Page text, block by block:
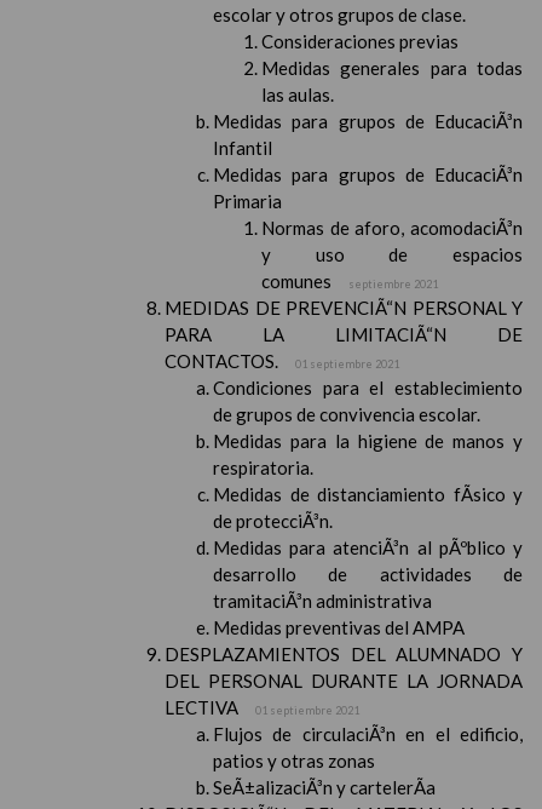
escolar y otros grupos de clase.
Consideraciones previas
Medidas generales para todas
las aulas.
Medidas para grupos de EducaciÃ³n
Infantil
Medidas para grupos de EducaciÃ³n
Primaria
Normas de aforo, acomodaciÃ³n
y uso de espacios
comunes
septiembre 2021
MEDIDAS DE PREVENCIÃ“N PERSONAL Y
PARA LA LIMITACIÃ“N DE
CONTACTOS.
01 septiembre 2021
Condiciones para el establecimiento
de grupos de convivencia escolar.
Medidas para la higiene de manos y
respiratoria.
Medidas de distanciamiento fÃ­sico y
de protecciÃ³n.
Medidas para atenciÃ³n al pÃºblico y
desarrollo de actividades de
tramitaciÃ³n administrativa
Medidas preventivas del AMPA
DESPLAZAMIENTOS DEL ALUMNADO Y
DEL PERSONAL DURANTE LA JORNADA
LECTIVA
01 septiembre 2021
Flujos de circulaciÃ³n en el edificio,
patios y otras zonas
SeÃ±alizaciÃ³n y cartelerÃ­a